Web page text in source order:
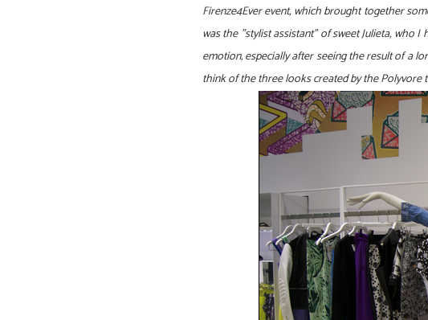
Firenze4Ever event, which brought together
was the "stylist assistant" of sweet Julieta, who
emotion, especially after seeing the result of a
think of the three looks created by the Polyvore